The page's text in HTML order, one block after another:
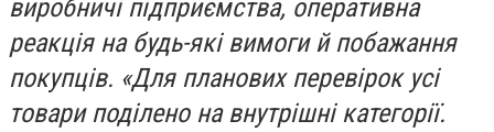
виробничі підприємства, оперативна
реакція на будь-які вимоги й побажання
покупців. «Для планових перевірок усі
товари поділено на внутрішні категорії.